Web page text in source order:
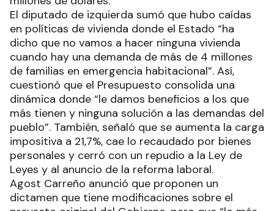
El diputado de izquierda sumó que hubo caídas
en políticas de vivienda donde el Estado “ha
dicho que no vamos a hacer ninguna vivienda
cuando hay una demanda de más de 4 millones
de familias en emergencia habitacional”. Así,
cuestionó que el Presupuesto consolida una
dinámica donde “le damos beneficios a los que
más tienen y ninguna solución a las demandas del
pueblo”. También, señaló que se aumenta la carga
impositiva a 21,7%, cae lo recaudado por bienes
personales y cerró con un repudio a la Ley de
Leyes y al anuncio de la reforma laboral.
Agost Carreño anunció que proponen un
dictamen que tiene modificaciones sobre el